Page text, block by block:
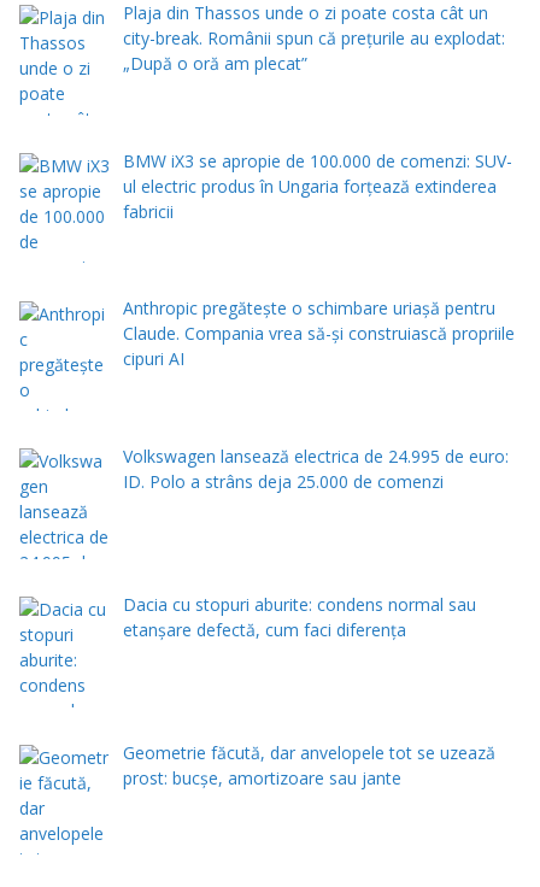
Plaja din Thassos unde o zi poate costa cât un
city-break. Românii spun că prețurile au explodat:
„După o oră am plecat”
BMW iX3 se apropie de 100.000 de comenzi: SUV-
ul electric produs în Ungaria forțează extinderea
fabricii
Anthropic pregătește o schimbare uriașă pentru
Claude. Compania vrea să-și construiască propriile
cipuri AI
Volkswagen lansează electrica de 24.995 de euro:
ID. Polo a strâns deja 25.000 de comenzi
Dacia cu stopuri aburite: condens normal sau
etanșare defectă, cum faci diferența
Geometrie făcută, dar anvelopele tot se uzează
prost: bucșe, amortizoare sau jante